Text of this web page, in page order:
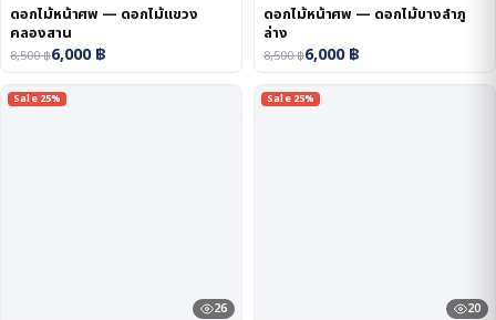
ดอกไม้หน้าศพ — ดอกไม้แขวง
คลองสาน
8,500฿6,000฿
ดอกไม้หน้าศพ — ดอกไม้บางลำภู
ล่าง
8,500฿6,000฿
Sale 25%
26
Sale 25%
20